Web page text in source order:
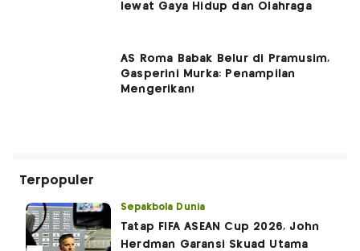
lewat Gaya Hidup dan Olahraga
AS Roma Babak Belur di Pramusim,
Gasperini Murka: Penampilan
Mengerikan!
Terpopuler
Sepakbola Dunia
Tatap FIFA ASEAN Cup 2026, John
Herdman Garansi Skuad Utama